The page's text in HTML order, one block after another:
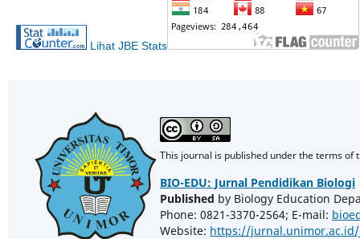
Lihat JBE Stats
This journal is published under the terms of
BIO-EDU: Jurnal Pendidikan Biologi
Published by Biology Education
Phone: 0821-3370-2564; E-mail:
Website: https://jurnal.unimor.ac.id/